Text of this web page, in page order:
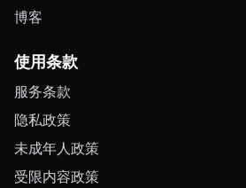
博客
使用条款
服务条款
隐私政策
未成年人政策
受限内容政策